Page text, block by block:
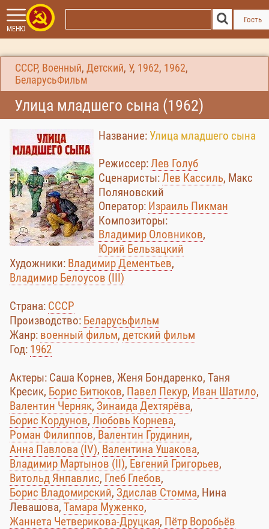
МЕНЮ
Гость
СССР, Военный, Детский, У, 1962, 1962,
БеларусьФильм
Улица младшего сына (1962)
Название: Улица младшего сына
Режиссер:Лев Голуб
Сценаристы:Лев Кассиль, Макс
Поляновский
Оператор: Израиль Пикман
Композиторы:
Владимир Оловников,
Юрий Бельзацкий
Художники: Владимир Дементьев,
Владимир Белоусов (III)
Страна: СССР
Производство: Беларусьфильм
Жанр: военный фильм, детский фильм
Год: 1962
Актеры: Саша Корнев, Женя Бондаренко, Таня
Кресик, Борис Битюков, Павел Пекур, Иван Шатило,
Валентин Черняк, Зинаида Дехтярёва,
Борис Кордунов, Любовь Корнева,
Роман Филиппов, Валентин Грудинин,
Анна Павлова (IV), Валентина Ушакова,
Владимир Мартынов (II), Евгений Григорьев,
Витольд Янпавлис, Глеб Глебов,
Борис Владомирский, Здислав Стомма, Нина
Левашова, Тамара Муженко,
Жаннета Четверикова-Друцкая, Пётр Воробьёв